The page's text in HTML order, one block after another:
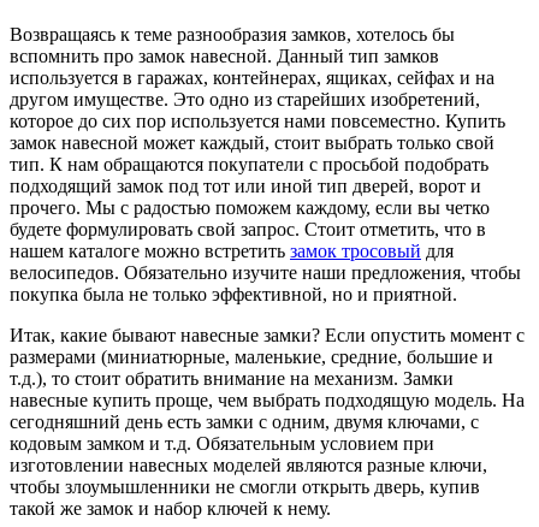
Возвращаясь к теме разнообразия замков, хотелось бы
вспомнить про замок навесной. Данный тип замков
используется в гаражах, контейнерах, ящиках, сейфах и на
другом имуществе. Это одно из старейших изобретений,
которое до сих пор используется нами повсеместно. Купить
замок навесной может каждый, стоит выбрать только свой
тип. К нам обращаются покупатели с просьбой подобрать
подходящий замок под тот или иной тип дверей, ворот и
прочего. Мы с радостью поможем каждому, если вы четко
будете формулировать свой запрос. Стоит отметить, что в
нашем каталоге можно встретить замок тросовый для
велосипедов. Обязательно изучите наши предложения, чтобы
покупка была не только эффективной, но и приятной.
Итак, какие бывают навесные замки? Если опустить момент с
размерами (миниатюрные, маленькие, средние, большие и
т.д.), то стоит обратить внимание на механизм. Замки
навесные купить проще, чем выбрать подходящую модель. На
сегодняшний день есть замки с одним, двумя ключами, с
кодовым замком и т.д. Обязательным условием при
изготовлении навесных моделей являются разные ключи,
чтобы злоумышленники не смогли открыть дверь, купив
такой же замок и набор ключей к нему.